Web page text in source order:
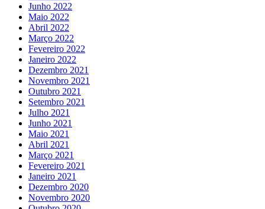
Junho 2022
Maio 2022
Abril 2022
Março 2022
Fevereiro 2022
Janeiro 2022
Dezembro 2021
Novembro 2021
Outubro 2021
Setembro 2021
Julho 2021
Junho 2021
Maio 2021
Abril 2021
Março 2021
Fevereiro 2021
Janeiro 2021
Dezembro 2020
Novembro 2020